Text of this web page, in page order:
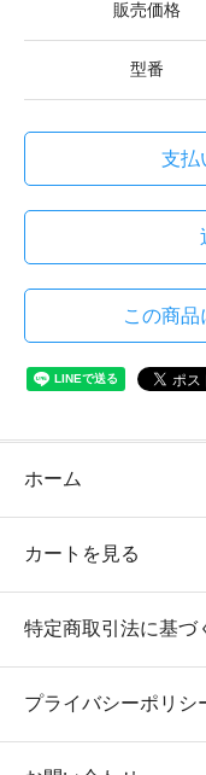
販売価格
型番
支払
この商品
ホーム
カートを見る
特定商取引法に基づ
プライバシーポリシ